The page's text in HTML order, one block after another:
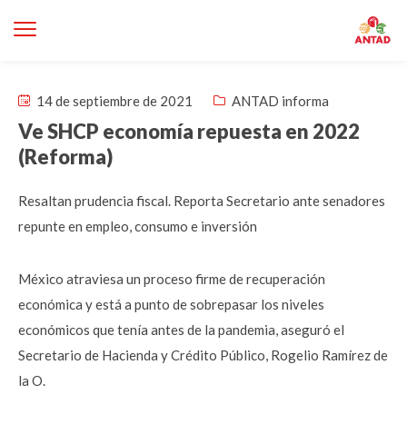
14 de septiembre de 2021 ANTAD informa
Ve SHCP economía repuesta en 2022
(Reforma)
Resaltan prudencia fiscal. Reporta Secretario ante senadores
repunte en empleo, consumo e inversión
México atraviesa un proceso firme de recuperación
económica y está a punto de sobrepasar los niveles
económicos que tenía antes de la pandemia, aseguró el
Secretario de Hacienda y Crédito Público, Rogelio Ramírez de
la O.